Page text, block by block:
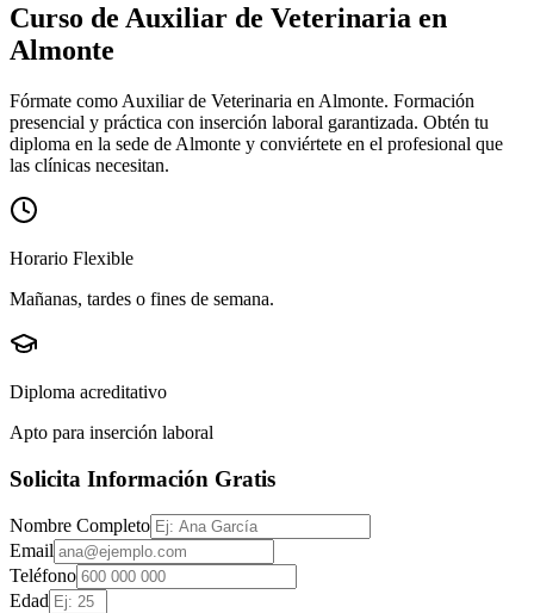
Curso de Auxiliar de Veterinaria en
Almonte
Fórmate como Auxiliar de Veterinaria en Almonte. Formación
presencial y práctica con inserción laboral garantizada. Obtén tu
diploma en la sede de Almonte y conviértete en el profesional que
las clínicas necesitan.
Horario Flexible
Mañanas, tardes o fines de semana.
Diploma acreditativo
Apto para inserción laboral
Solicita Información Gratis
Nombre Completo
Email
Teléfono
Edad